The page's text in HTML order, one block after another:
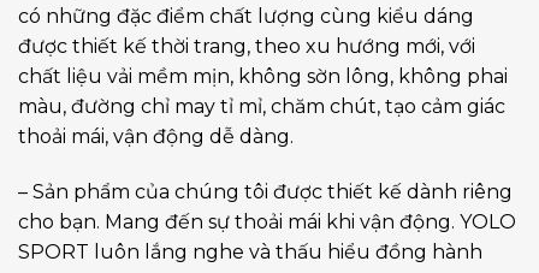
có những đặc điểm chất lượng cùng kiểu dáng
được thiết kế thời trang, theo xu hướng mới, với
chất liệu vải mềm mịn, không sờn lông, không phai
màu, đường chỉ may tỉ mỉ, chăm chút, tạo cảm giác
thoải mái, vận động dễ dàng.
– Sản phẩm của chúng tôi được thiết kế dành riêng
cho bạn. Mang đến sự thoải mái khi vận động. YOLO
SPORT luôn lắng nghe và thấu hiểu đồng hành